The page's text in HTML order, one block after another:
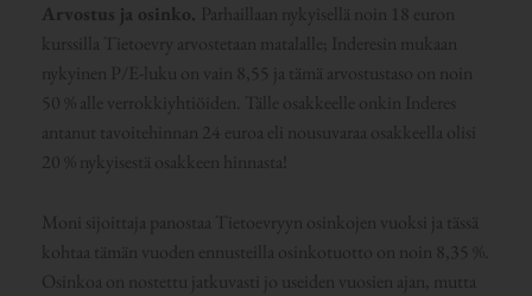
Arvostus ja osinko. Parhaillaan nykyisellä noin 18 euron
kurssilla Tietoevry arvostetaan matalalle; Inderesin mukaan
nykyinen P/E-luku on vain 8,55 ja tämä arvostustaso on noin
50 % alle verrokkiyhtiöiden. Tälle osakkeelle onkin Inderes
antanut tavoitehinnan 24 euroa eli nousuvaraa osakkeella olisi
20 % nykyisestä osakkeen hinnasta!
Moni sijoittaja panostaa Tietoevryyn osinkojen vuoksi ja tässä
kohtaa tämän vuoden ennusteilla osinkotuotto on noin 8,35 %.
Osinkoa on nostettu jatkuvasti jo useiden vuosien ajan, mutta